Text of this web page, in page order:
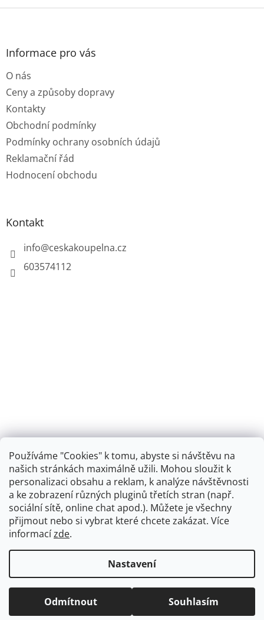
Používáme "Cookies" k tomu, abyste si návštěvu na
našich stránkách maximálně užili. Mohou sloužit k
personalizaci obsahu a reklam, k analýze návštěvnosti
a ke zobrazení různých pluginů třetích stran (např.
sociální sítě, online chat apod.). Můžete je všechny
přijmout nebo si vybrat které chcete zakázat. Více
informacízde.
Nastavení
Odmítnout Souhlasím
Z
Informace pro vás
O nás
Ceny a způsoby dopravy
Kontakty
Obchodní podmínky
Podmínky ochrany osobních údajů
Reklamační řád
Hodnocení obchodu
Kontakt
info@ceskakoupelna.cz
603574112
Retro koupelna
Vytvořil Shoptet + plnenieshopu.cz
Copyright 2026Dřezová-baterie.cz. Všechna práva